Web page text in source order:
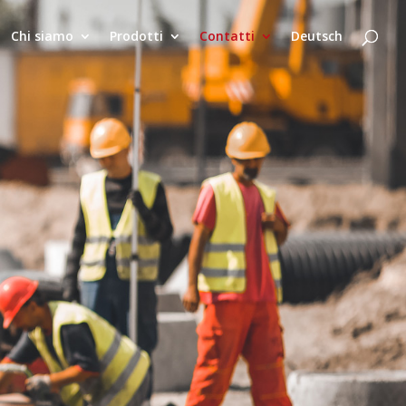
Chi siamo Prodotti Contatti Deutsch